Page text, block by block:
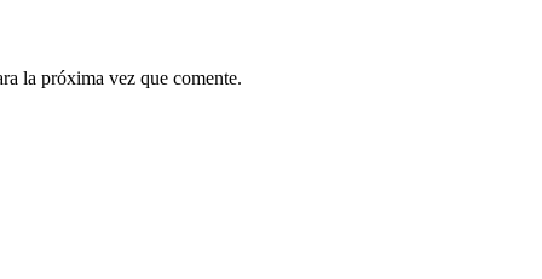
la próxima vez que comente.